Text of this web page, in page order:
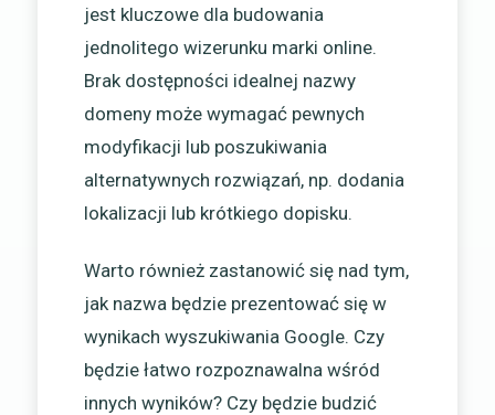
jest kluczowe dla budowania
jednolitego wizerunku marki online.
Brak dostępności idealnej nazwy
domeny może wymagać pewnych
modyfikacji lub poszukiwania
alternatywnych rozwiązań, np. dodania
lokalizacji lub krótkiego dopisku.
Warto również zastanowić się nad tym,
jak nazwa będzie prezentować się w
wynikach wyszukiwania Google. Czy
będzie łatwo rozpoznawalna wśród
innych wyników? Czy będzie budzić